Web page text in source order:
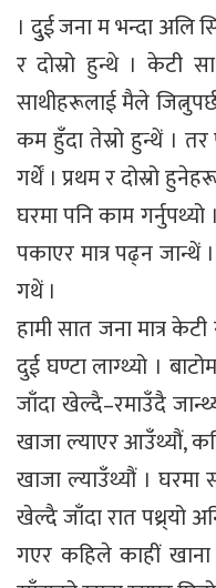
। दुुई जना म भन्दा अलि
र दोस्रो हुन्थे । केटी
साथीहरूलाई मैले
कम हुँदा तेस्रो हुन्थें । तर
गर्थें । प्रथम र दोस्रो
घरमा पनि काम
पकाएर मात्र पढ्न
गथें ।
हामी सात जना मात्र
दुई घण्टा लाग्थ्यो ।
जाँदा खेल्दै–रमाउँदै
खाजा ल्याएर आउँथ्यौं,
खाजा ल्याउँथ्यौं । घरमा
खेल्दै जाँदा रात पथ्र्यो
गएर कहिले काहीं खाना